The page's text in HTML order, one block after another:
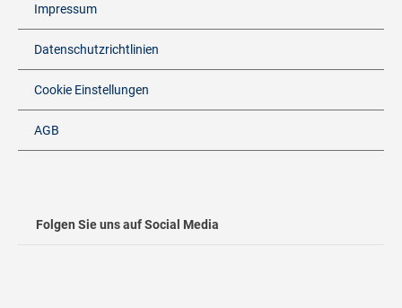
Impressum
Datenschutzrichtlinien
Cookie Einstellungen
AGB
Folgen Sie uns auf Social Media